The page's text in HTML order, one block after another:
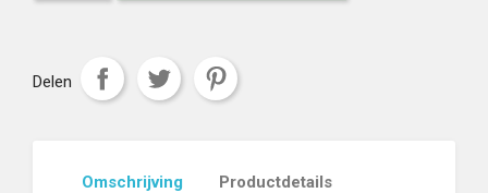
Delen
Omschrijving Productdetails